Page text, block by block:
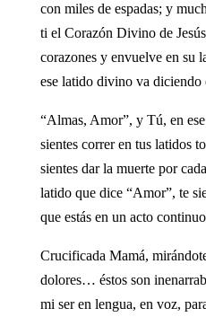
con miles de espadas; y
ti el Corazón Divino de
corazones y envuelve en su
ese latido divino va diciendo
“Almas, Amor”, y Tú, en
sientes correr en tus latidos
sientes dar la muerte por
latido que dice “Amor”, te
que estás en un acto
Crucificada Mamá,
dolores… éstos son
mi ser en lengua, en voz,